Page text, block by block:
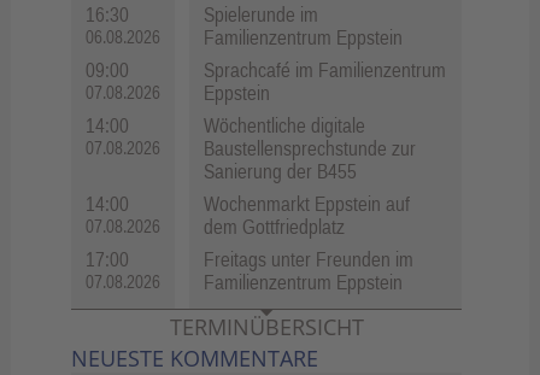
16:30
06.08.2026
Spielerunde im
Familienzentrum Eppstein
09:00
07.08.2026
Sprachcafé im Familienzentrum
Eppstein
14:00
07.08.2026
Wöchentliche digitale
Baustellensprechstunde zur
Sanierung der B455
14:00
07.08.2026
Wochenmarkt Eppstein auf
dem Gottfriedplatz
17:00
07.08.2026
Freitags unter Freunden im
Familienzentrum Eppstein
TERMINÜBERSICHT
NEUESTE KOMMENTARE